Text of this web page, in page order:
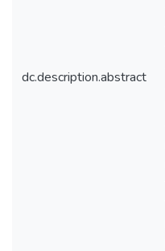
dc.description.abstract